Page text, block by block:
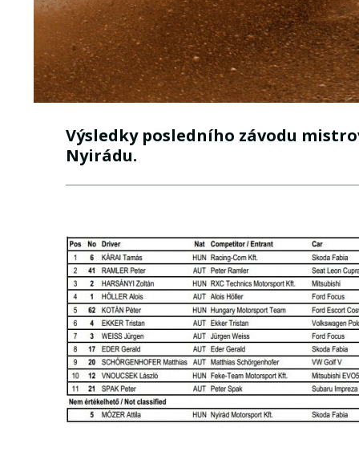
Výsledky posledního závodu
Nyirádu.